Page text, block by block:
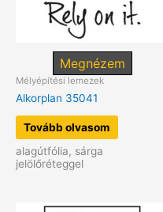
Megnézem
Mélyépítési lemezek
Alkorplan 35041
Tovább olvasom
alagútfólia, sárga
jelölőréteggel